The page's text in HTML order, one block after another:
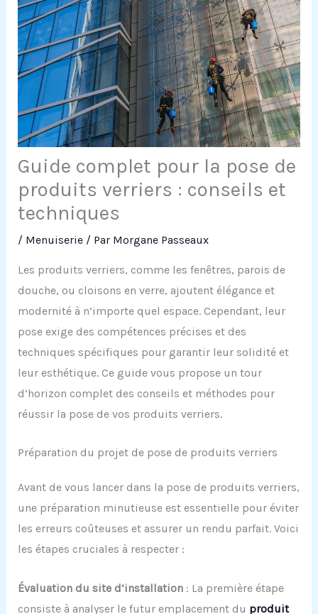
Guide complet pour la pose de
produits verriers : conseils et
techniques
/ Menuiserie/ Par Morgane Passeaux
Les produits verriers, comme les fenêtres, parois de
douche, ou cloisons en verre, ajoutent élégance et
modernité à n’importe quel espace. Cependant, leur
pose exige des compétences précises et des
techniques spécifiques pour garantir leur solidité et
leur esthétique. Ce guide vous propose un tour
d’horizon complet des conseils et méthodes pour
réussir la pose de vos produits verriers.
Préparation du projet de pose de produits verriers
Avant de vous lancer dans la pose de produits verriers,
une préparation minutieuse est essentielle pour éviter
les erreurs coûteuses et assurer un rendu parfait. Voici
les étapes cruciales à respecter :
Évaluation du site d’installation: La première étape
consiste à analyser le futur emplacement du produit